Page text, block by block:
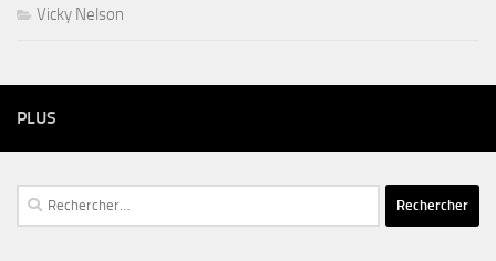
Vicky Nelson
PLUS
Rechercher :